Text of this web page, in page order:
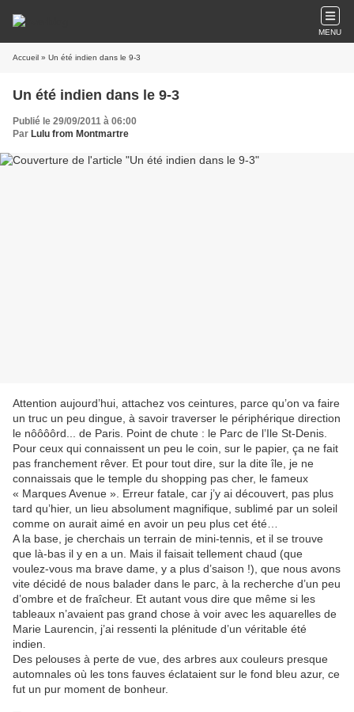
MENU
Accueil » Un été indien dans le 9-3
Un été indien dans le 9-3
Publié le 29/09/2011 à 06:00
Par Lulu from Montmartre
Attention aujourd’hui, attachez vos ceintures, parce qu’on va faire
un truc un peu dingue, à savoir traverser le périphérique direction
le nôôôôrd... de Paris. Point de chute : le Parc de l’Ile St-Denis.
Pour ceux qui connaissent un peu le coin, sur le papier, ça ne fait
pas franchement rêver. Et pour tout dire, sur la dite île, je ne
connaissais que le temple du shopping pas cher, le fameux
« Marques Avenue ». Erreur fatale, car j’y ai découvert, pas plus
tard qu’hier, un lieu absolument magnifique, sublimé par un soleil
comme on aurait aimé en avoir un peu plus cet été…
A la base, je cherchais un terrain de mini-tennis, et il se trouve
que là-bas il y en a un. Mais il faisait tellement chaud (que
voulez-vous ma brave dame, y a plus d’saison !), que nous avons
vite décidé de nous balader dans le parc, à la recherche d’un peu
d’ombre et de fraîcheur. Et autant vous dire que même si les
tableaux n’avaient pas grand chose à voir avec les aquarelles de
Marie Laurencin, j’ai ressenti la plénitude d’un véritable été
indien.
Des pelouses à perte de vue, des arbres aux couleurs presque
automnales où les tons fauves éclataient sur le fond bleu azur, ce
fut un pur moment de bonheur.